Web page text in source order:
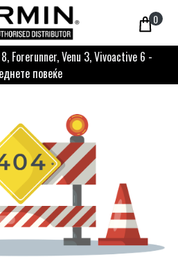
0
Forerunner, Venu 3, Vivoactive 6 -
повеќе